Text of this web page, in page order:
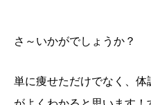
さ～いかがでしょうか？
単に痩せただけでなく、